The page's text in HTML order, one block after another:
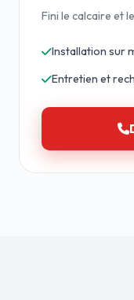
Fini le calcaire et
Installation sur
Entretien et